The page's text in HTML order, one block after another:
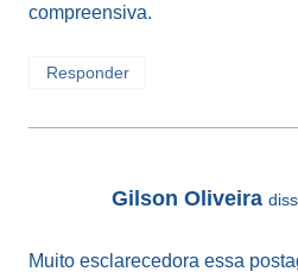
compreensiva.
Responder
Gilson Oliveira
Muito esclarecedora essa